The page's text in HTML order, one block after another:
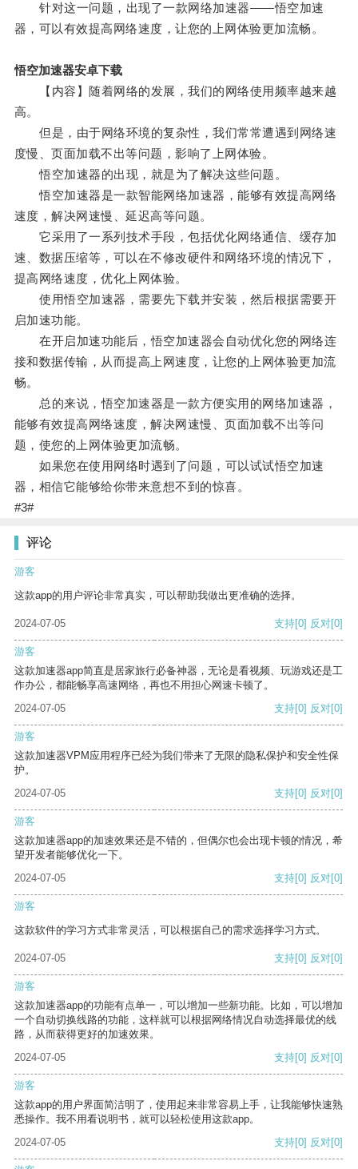
针对这一问题，出现了一款网络加速器——悟空加速
器，可以有效提高网络速度，让您的上网体验更加流畅。
悟空加速器安卓下载
【内容】随着网络的发展，我们的网络使用频率越来越
高。
但是，由于网络环境的复杂性，我们常常遭遇到网络速
度慢、页面加载不出等问题，影响了上网体验。
悟空加速器的出现，就是为了解决这些问题。
悟空加速器是一款智能网络加速器，能够有效提高网络
速度，解决网速慢、延迟高等问题。
它采用了一系列技术手段，包括优化网络通信、缓存加
速、数据压缩等，可以在不修改硬件和网络环境的情况下，
提高网络速度，优化上网体验。
使用悟空加速器，需要先下载并安装，然后根据需要开
启加速功能。
在开启加速功能后，悟空加速器会自动优化您的网络连
接和数据传输，从而提高上网速度，让您的上网体验更加流
畅。
总的来说，悟空加速器是一款方便实用的网络加速器，
能够有效提高网络速度，解决网速慢、页面加载不出等问
题，使您的上网体验更加流畅。
如果您在使用网络时遇到了问题，可以试试悟空加速
器，相信它能够给你带来意想不到的惊喜。
#3#
评论
游客
这款app的用户评论非常真实，可以帮助我做出更准确的选择。
2024-07-05 支持[0] 反对[0]
游客
这款加速器app简直是居家旅行必备神器，无论是看视频、玩游戏还是工
作办公，都能畅享高速网络，再也不用担心网速卡顿了。
2024-07-05
支持[0] 反对[0]
游客
这款加速器VPM应用程序已经为我们带来了无限的隐私保护和安全性保
护。
2024-07-05
支持[0] 反对[0]
游客
这款加速器app的加速效果还是不错的，但偶尔也会出现卡顿的情况，希
望开发者能够优化一下。
2024-07-05
支持[0] 反对[0]
游客
这款软件的学习方式非常灵活，可以根据自己的需求选择学习方式。
2024-07-05 支持[0] 反对[0]
游客
这款加速器app的功能有点单一，可以增加一些新功能。比如，可以增加
一个自动切换线路的功能，这样就可以根据网络情况自动选择最优的线
路，从而获得更好的加速效果。
2024-07-05
支持[0] 反对[0]
游客
这款app的用户界面简洁明了，使用起来非常容易上手，让我能够快速熟
悉操作。我不用看说明书，就可以轻松使用这款app。
2024-07-05
支持[0] 反对[0]